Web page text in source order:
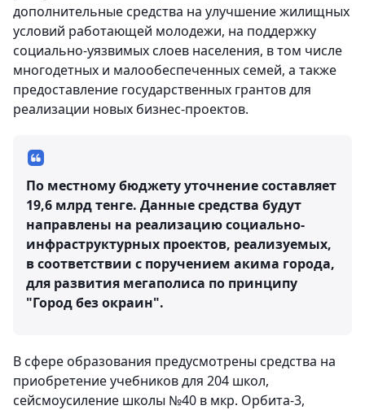
дополнительные средства на улучшение жилищных
условий работающей молодежи, на поддержку
социально-уязвимых слоев населения, в том числе
многодетных и малообеспеченных семей, а также
предоставление государственных грантов для
реализации новых бизнес-проектов.
По местному бюджету уточнение составляет
19,6 млрд тенге. Данные средства будут
направлены на реализацию социально-
инфраструктурных проектов, реализуемых,
в соответствии с поручением акима города,
для развития мегаполиса по принципу
"Город без окраин".
В сфере образования предусмотрены средства на
приобретение учебников для 204 школ,
сейсмоусиление школы №40 в мкр. Орбита-3,